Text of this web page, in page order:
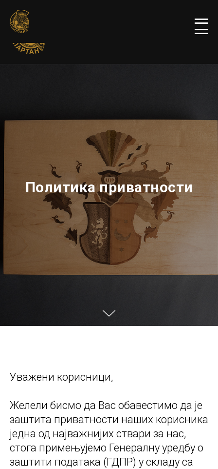
Политика приватности
Уважени корисници,
Желели бисмо да Вас обавестимо да је
заштита приватности наших корисника
једна од најважнијих ствари за нас,
стога примењујемо Генералну уредбу о
заштити података (ГДПР) у складу са